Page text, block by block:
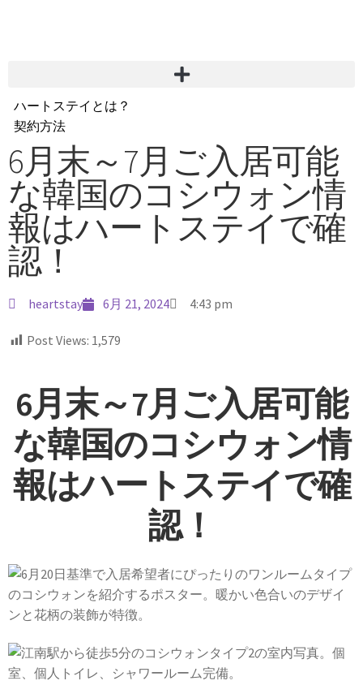
ハートステイとは？
契約方法
韓国不動産情報
サービス費用
よくある質問
Heartee
6月末～7月ご入居可能
な韓国のコシウォン情
報はハートステイで確
認！
heartstay 6月 21, 2024 4:43 pm
Post Views: 1,579
6月末～7月ご入居可能
な韓国のコシウォン情
報はハートステイで確
認！